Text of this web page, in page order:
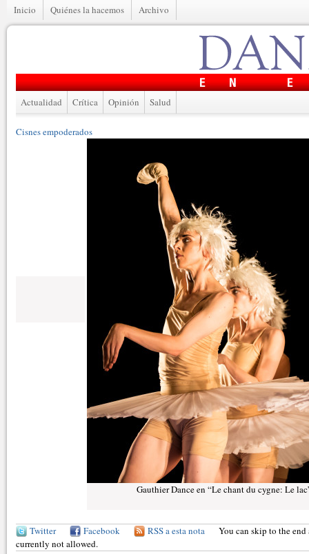
Inicio Quiénes la hacemos Archivo
Actualidad Crítica Opinión Salud
Cisnes empoderados
Gauthier Dance en “Le chant du cygne: Le
Twitter Facebook RSS a esta nota
You can skip to the
currently not allowed.